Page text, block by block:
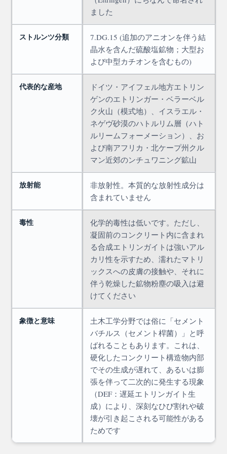
ました
ストルンツ分類
7.DG.15 (追加のアニオンを伴う結
晶水を含んだ硫酸塩鉱物；大型お
よび中型カチオンを含むもの)
代表的な産地
ドイツ・アイフェル地方エトリン
ゲンのエトリンガー・ベラーベル
ク火山（模式地）、イスラエル・
ネゲヴ砂漠のハトルリム層（ハト
ルリームフォーメーション）、お
よび南アフリカ・北ケープ州クル
マン近郊のンチュワニング鉱山
放射能
非放射性。本質的な放射性成分は
含まれていません
毒性
化学的毒性は低いです。ただし、
凝固前のコンクリート内に含まれ
る合成エトリンガイトは強いアル
カリ性を示すため、濡れたマトリ
ックスへの皮膚の接触や、それに
伴う乾燥した鉱物粉塵の吸入は避
けてください
象徴と意味
土木工学分野では俗に「セメント
バチルス（セメント桿菌）」と呼
ばれることもあります。これは、
硬化したコンクリート構造物内部
でその生成が遅れて、あるいは膨
張を伴って二次的に発生する現象
（DEF：遅延エトリンガイト生
成）により、深刻なひび割れや破
壊が引き起こされる可能性がある
ためです